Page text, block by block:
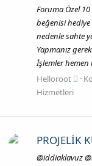
Foruma Özel
beğenisi hediye
nedenle sahte
Yapmanız
İşlemler hemen
Helloroot
Hizmetleri
PROJELİK
@iddiaklavuz